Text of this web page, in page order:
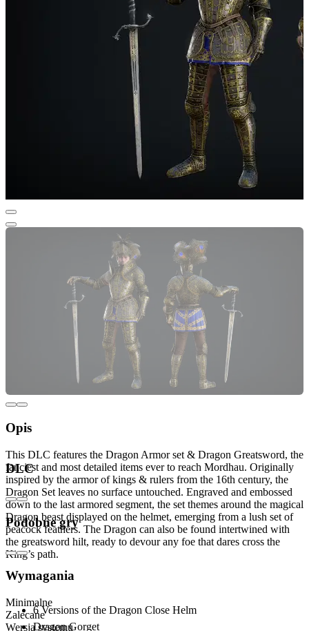
Opis
This DLC features the Dragon Armor set & Dragon Greatsword, the
fanciest and most detailed items ever to reach Mordhau. Originally
inspired by the armor of kings & rulers from the 16th century, the
Dragon Set leaves no surface untouched. Engraved and embossed
down to the last armored segment, the set themes around the magical
Dragon beast displayed on the helmet, emerging from a lush set of
peacock feathers. The Dragon can also be found intertwined with
the greatsword hilt, ready to devour any foe that dares cross the
King’s path.
Includes:
6 Versions of the Dragon Close Helm
Dragon Gorget
DLC
Podobne gry
Wymagania
Minimalne
Zalecane
Wersja systemu